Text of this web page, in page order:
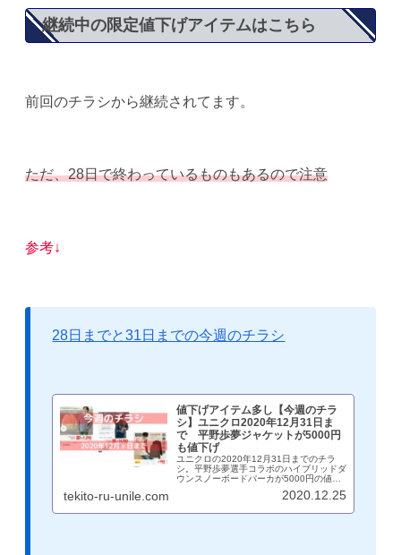
継続中の限定値下げアイテムはこちら
前回のチラシから継続されてます。
ただ、28日で終わっているものもあるので注意
参考↓
28日までと31日までの今週のチラシ
値下げアイテム多し【今週のチラ
シ】ユニクロ2020年12月31日ま
で 平野歩夢ジャケットが5000円
も値下げ
ユニクロの2020年12月31日までのチラ
シ。平野歩夢選手コラボのハイブリッドダ
ウンスノーボードパーカが5000円の値下
げ。狙っている方にはチャンス到来です。
他にもヒートテック系アイテムが続々値下
tekito-ru-unile.com 2020.12.25